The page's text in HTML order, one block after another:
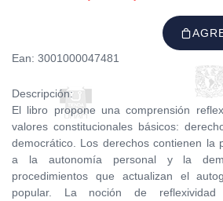
Ean: 3001000047481
Descripción:
El libro propone una comprensión
valores constitucionales básicos:
democrático. Los derechos contienen la
a la autonomía personal y la
procedimientos que actualizan el
popular. La noción de